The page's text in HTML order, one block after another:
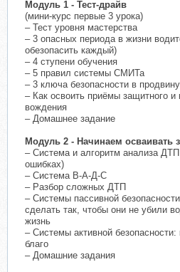
Модуль 1 - Тест-драйв
(мини-курс первые 3 урока)
– Тест уровня мастерства
– 3 опасных периода в жизни
обезопасить каждый)
– 4 ступени обучения
– 5 правил системы СМИТа
– 3 ключа безопасности в
– Как освоить приёмы защитного и
вождения
– Домашнее задание
Модуль 2 - Начинаем осваивать
– Система и алгоритм анализа
ошибках)
– Система В-А-Д-С
– Разбор сложных ДТП
– Системы пассивной
сделать так, чтобы они не убили
жизнь
– Системы активной безопасности:
благо
– Домашние задания